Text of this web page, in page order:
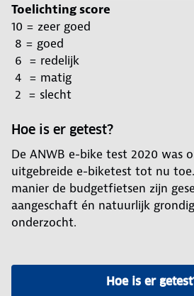
Toelichting score
10 = zeer goed
8 = goed
6 = redelijk
4 = matig
2 = slecht
Hoe is er getest?
De ANWB e-bike test 2020 was
uitgebreide e-biketest tot nu
manier de budgetfietsen zijn
aangeschaft én natuurlijk
onderzocht.
Hoe is er